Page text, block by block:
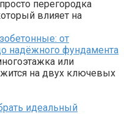
перегородка
влияет на
от
надёжного фундамента
или
на двух ключевых
идеальный